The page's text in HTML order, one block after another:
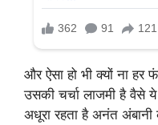
और ऐसा हो भी क्यों ना हर
उसकी चर्चा लाजमी है वैसे
अधूरा रहता है अनंत